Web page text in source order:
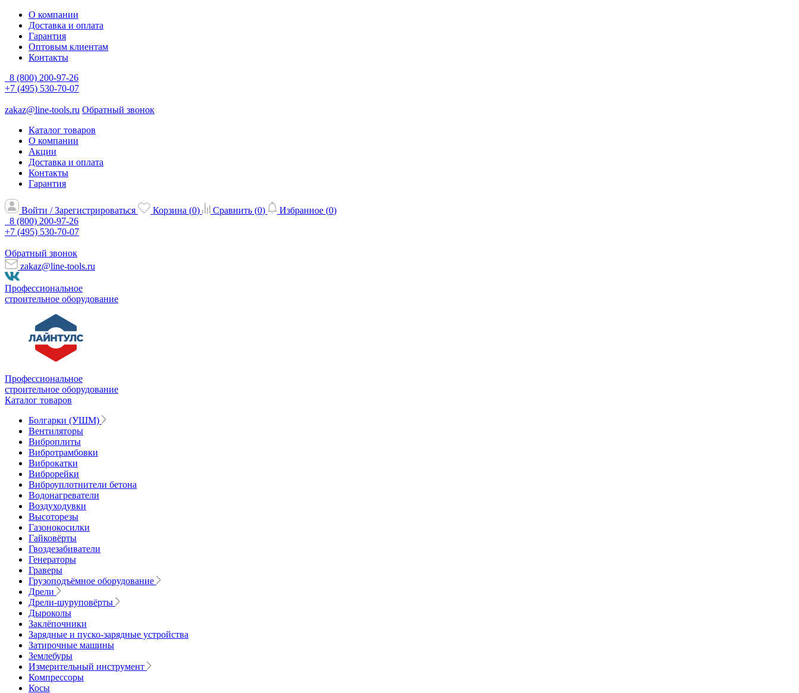
О компании
Доставка и оплата
Гарантия
Оптовым клиентам
Контакты
8 (800) 200-97-26
+7 (495) 530-70-07
zakaz@line-tools.ru Обратный звонок
Каталог товаров
О компании
Акции
Доставка и оплата
Контакты
Гарантия
Войти / Зарегистрироваться Корзина (0) Сравнить (0) Избранное (0)
8 (800) 200-97-26
+7 (495) 530-70-07
Обратный звонок
zakaz@line-tools.ru
Профессиональное
строительное оборудование
Профессиональное
строительное оборудование
Каталог товаров
Болгарки (УШМ)
Вентиляторы
Виброплиты
Вибротрамбовки
Виброкатки
Виброрейки
Виброуплотнители бетона
Водонагреватели
Воздуходувки
Высоторезы
Газонокосилки
Гайковёрты
Гвоздезабиватели
Генераторы
Граверы
Грузоподъёмное оборудование
Дрели
Дрели-шуруповёрты
Дыроколы
Заклёпочники
Зарядные и пуско-зарядные устройства
Затирочные машины
Землебуры
Измерительный инструмент
Компрессоры
Косы